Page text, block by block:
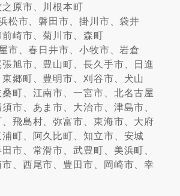
原市、川根本町
松市、磐田市、掛川市、袋井
崎市、菊川市、森町
市、春日井市、小牧市、岩倉
旭市、豊山町、長久手市、日進
郷町、豊明市、刈谷市、犬山
町、江南市、一宮市、北名古屋
市、あま市、大治市、津島市、
飛島村、弥富市、東海市、大府
町、阿久比町、知立市、安城
市、常滑市、武豊町、美浜町、
、西尾市、豊田市、岡崎市、幸